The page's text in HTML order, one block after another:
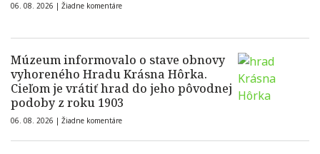
06. 08. 2026 | Žiadne komentáre
Múzeum informovalo o stave obnovy
vyhoreného Hradu Krásna Hôrka.
Cieľom je vrátiť hrad do jeho pôvodnej
podoby z roku 1903
06. 08. 2026 | Žiadne komentáre